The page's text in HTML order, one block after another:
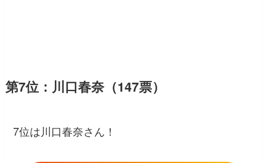
第7位：川口春奈（147票）
7位は川口春奈さん！